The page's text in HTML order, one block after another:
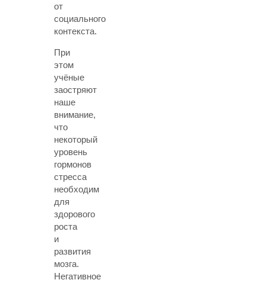
от
социального
контекста.
При
этом
учёные
заостряют
наше
внимание,
что
некоторый
уровень
гормонов
стресса
необходим
для
здорового
роста
и
развития
мозга.
Негативное